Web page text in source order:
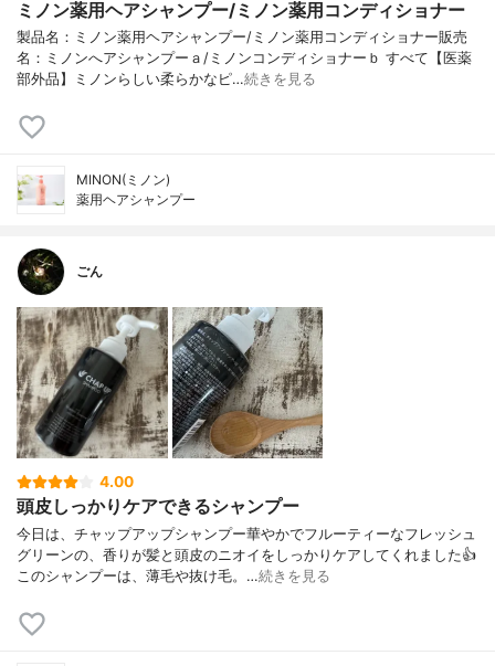
ミノン薬用ヘアシャンプー/ミノン薬用コンディショナー
製品名：ミノン薬用ヘアシャンプー/ミノン薬用コンディショナー販売
名：ミノンへアシャンプーａ/ミノンコンディショナーｂ すべて【医薬
部外品】ミノンらしい柔らかなピ…続きを見る
MINON(ミノン)
薬用ヘアシャンプー
ごん
4.00
頭皮しっかりケアできるシャンプー
今日は、チャップアップシャンプー華やかでフルーティーなフレッシュ
グリーンの、香りが髪と頭皮のニオイをしっかりケアしてくれました👍
このシャンプーは、薄毛や抜け毛。…続きを見る